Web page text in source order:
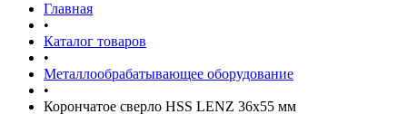
Главная
•
Каталог товаров
•
Металлообрабатывающее оборудование
•
Корончатое сверло HSS LENZ 36x55 мм